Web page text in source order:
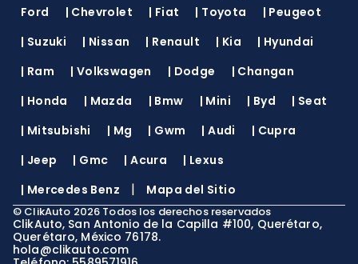
Ford
| Chevrolet | Fiat | Toyota | Peugeot
| Suzuki | Nissan | Renault | Kia | Hyundai
| Ram | Volkswagen | Dodge | Changan
| Honda | Mazda | Bmw | Mini | Byd | Seat
| Mitsubishi | Mg | Gwm |Audi | Cupra
| Jeep | Gmc |Acura | Lexus
| Mercedes Benz | Mapa del Sitio
© ClikAuto 2026 Todos los derechos reservados
ClikAuto, San Antonio de la Capilla #100, Querétaro,
Querétaro, México 76178.
hola@clikauto.com